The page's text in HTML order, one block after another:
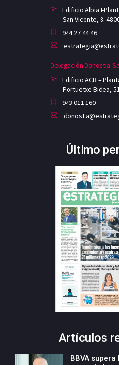
Edificio Albia I-
San Vicente, 8.
944 27 44 46
Delegación Donostia-
Edificio ACB –
Portuetxe Bidea,
943 011 160
Último
Artículos
BBVA